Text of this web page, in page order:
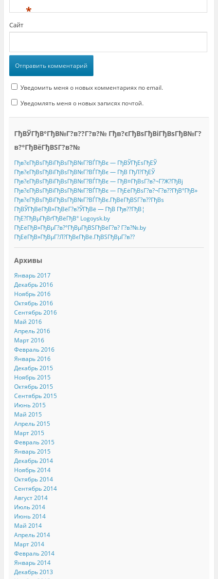
*
Сайт
Уведомить меня о новых комментариях по email.
Уведомлять меня о новых записях почтой.
ГђВЎГђВ°ГђВ№Г?в??Г?в?№ Гђв?єГђВѕГђВіГђВѕГђВ№Г?
в?°ГђВёГђВЅГ?в?№
Гђв?єГђВѕГђВіГђВѕГђВ№Г?ВЃГђВє — ГђВЎГђЕѕГђЕЎ
Гђв?єГђВѕГђВіГђВѕГђВ№Г?ВЃГђВє — ГђВ ГђЛ?ГђЕЎ
Гђв?єГђВѕГђВіГђВѕГђВ№Г?ВЃГђВє — ГђВ¤ГђВѕГ?в?¬Г?Ж?ГђВј
Гђв?єГђВѕГђВіГђВѕГђВ№Г?ВЃГђВє — ГђЕёГђВѕГ?в?¬Г?в??ГђВ°ГђВ»
Гђв?єГђВѕГђВіГђВѕГђВ№Г?ВЃГђВє.ГђВёГђВЅГ?в??ГђВѕ
ГђВЎГђВёГђВ»ГђВёГ?в?ЎГђВё — ГђВ Гђв??ГђВ¦
ГђЕ?ГђВµГђВґГђВёГђВ° Logoysk.by
ГђЕёГђВ»ГђВµГ?в?°ГђВµГђВЅГђВёГ?в? Г?в?№.by
ГђЕёГђВ»ГђВµГ?Л?ГђВєГђВё.ГђВЅГђВµГ?в??
Архивы
Январь 2017
Декабрь 2016
Ноябрь 2016
Октябрь 2016
Сентябрь 2016
Май 2016
Апрель 2016
Март 2016
Февраль 2016
Январь 2016
Декабрь 2015
Ноябрь 2015
Октябрь 2015
Сентябрь 2015
Июнь 2015
Май 2015
Апрель 2015
Март 2015
Февраль 2015
Январь 2015
Декабрь 2014
Ноябрь 2014
Октябрь 2014
Сентябрь 2014
Август 2014
Июль 2014
Июнь 2014
Май 2014
Апрель 2014
Март 2014
Февраль 2014
Январь 2014
Декабрь 2013